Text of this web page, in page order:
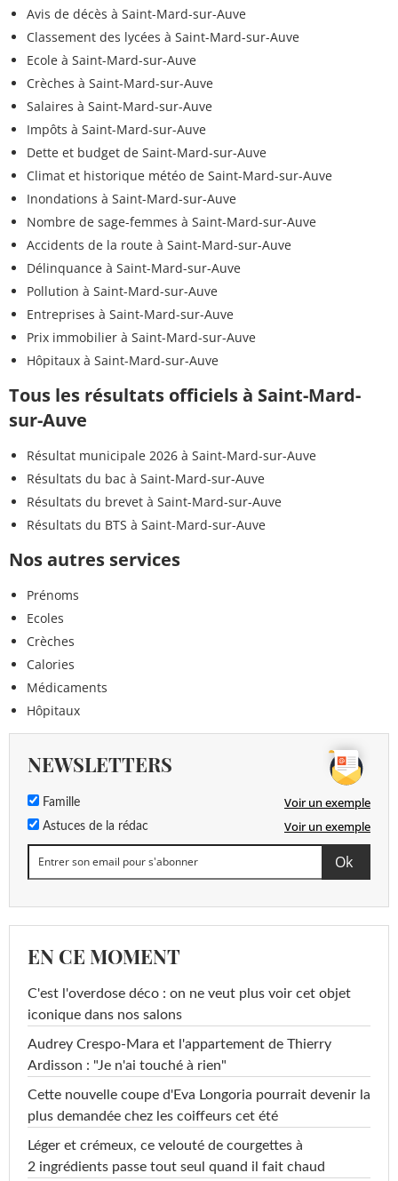
Avis de décès à Saint-Mard-sur-Auve
Classement des lycées à Saint-Mard-sur-Auve
Ecole à Saint-Mard-sur-Auve
Crèches à Saint-Mard-sur-Auve
Salaires à Saint-Mard-sur-Auve
Impôts à Saint-Mard-sur-Auve
Dette et budget de Saint-Mard-sur-Auve
Climat et historique météo de Saint-Mard-sur-Auve
Inondations à Saint-Mard-sur-Auve
Nombre de sage-femmes à Saint-Mard-sur-Auve
Accidents de la route à Saint-Mard-sur-Auve
Délinquance à Saint-Mard-sur-Auve
Pollution à Saint-Mard-sur-Auve
Entreprises à Saint-Mard-sur-Auve
Prix immobilier à Saint-Mard-sur-Auve
Hôpitaux à Saint-Mard-sur-Auve
Tous les résultats officiels à Saint-Mard-
sur-Auve
Résultat municipale 2026 à Saint-Mard-sur-Auve
Résultats du bac à Saint-Mard-sur-Auve
Résultats du brevet à Saint-Mard-sur-Auve
Résultats du BTS à Saint-Mard-sur-Auve
Nos autres services
Prénoms
Ecoles
Crèches
Calories
Médicaments
Hôpitaux
NEWSLETTERS
Famille Voir un exemple
Astuces de la rédac Voir un exemple
EN CE MOMENT
C'est l'overdose déco : on ne veut plus voir cet objet
iconique dans nos salons
Audrey Crespo-Mara et l'appartement de Thierry
Ardisson : "Je n'ai touché à rien"
Cette nouvelle coupe d'Eva Longoria pourrait devenir la
plus demandée chez les coiffeurs cet été
Léger et crémeux, ce velouté de courgettes à
2 ingrédients passe tout seul quand il fait chaud